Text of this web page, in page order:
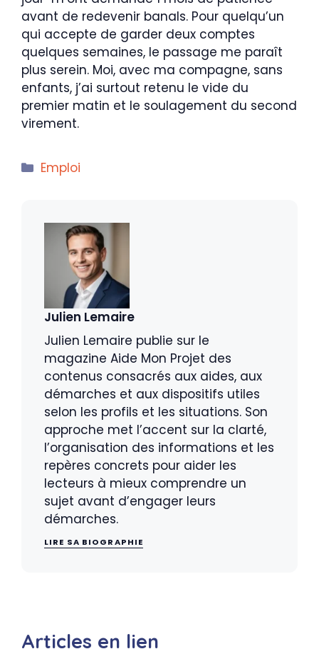
avant de redevenir banals. Pour quelqu’un
qui accepte de garder deux comptes
quelques semaines, le passage me paraît
plus serein. Moi, avec ma compagne, sans
enfants, j’ai surtout retenu le vide du
premier matin et le soulagement du second
virement.
Catégories
Emploi
Julien Lemaire
Julien Lemaire publie sur le
magazine Aide Mon Projet des
contenus consacrés aux aides, aux
démarches et aux dispositifs utiles
selon les profils et les situations. Son
approche met l’accent sur la clarté,
l’organisation des informations et les
repères concrets pour aider les
lecteurs à mieux comprendre un
sujet avant d’engager leurs
démarches.
LIRE SA BIOGRAPHIE
Articles en lien